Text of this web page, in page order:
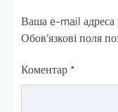
Ваша e-mail
Обов’язкові поля
Коментар *